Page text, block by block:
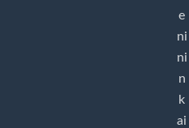
e
ni
ni
n
k
ai